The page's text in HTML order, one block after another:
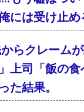
には受け止め
らクレーム
上司「飯の
た結果。